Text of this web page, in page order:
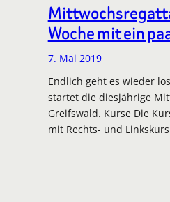
Woche mit ein
7. Mai 2019
Endlich geht es wieder
startet die diesjährige
Greifswald. Kurse Die
mit Rechts- und